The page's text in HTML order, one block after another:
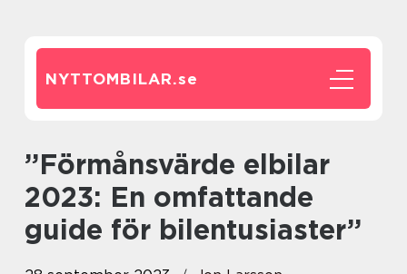
NYTTOMBILAR.se
”Förmånsvärde elbilar
2023: En omfattande
guide för bilentusiaster”